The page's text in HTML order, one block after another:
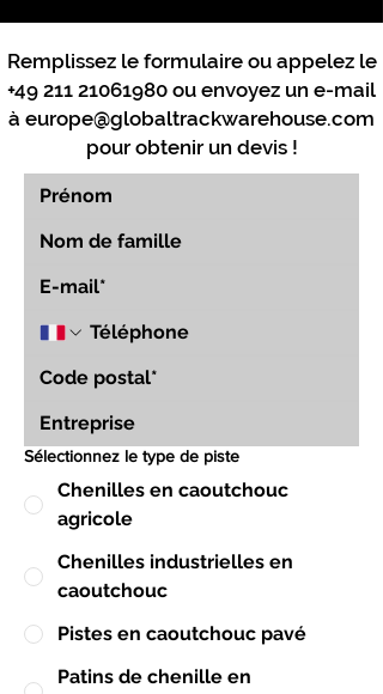
Remplissez le formulaire ou appelez le
+49 211 21061980 ou envoyez un e-mail
à europe@globaltrackwarehouse.com
pour obtenir un devis !
Sélectionnez le type de piste
Chenilles en caoutchouc
agricole
Chenilles industrielles en
caoutchouc
Pistes en caoutchouc pavé
Patins de chenille en